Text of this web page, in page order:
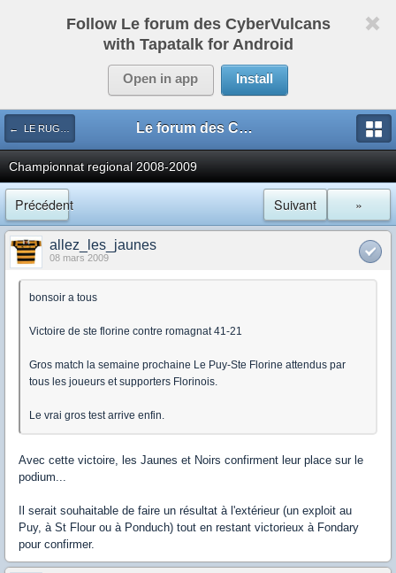
Follow Le forum des CyberVulcans
with Tapatalk for Android
Open in app Install
← LE RUGBY DE CHEZ NOUS Le forum des CyberVulcans
Championnat regional 2008-2009
Précédent »
Suivant
allez_les_jaunes
08 mars 2009
bonsoir a tous
Victoire de ste florine contre romagnat 41-21
Gros match la semaine prochaine Le Puy-Ste Florine attendus par
tous les joueurs et supporters Florinois.
Le vrai gros test arrive enfin.
Avec cette victoire, les Jaunes et Noirs confirment leur place sur le
podium...
Il serait souhaitable de faire un résultat à l'extérieur (un exploit au
Puy, à St Flour ou à Ponduch) tout en restant victorieux à Fondary
pour confirmer.